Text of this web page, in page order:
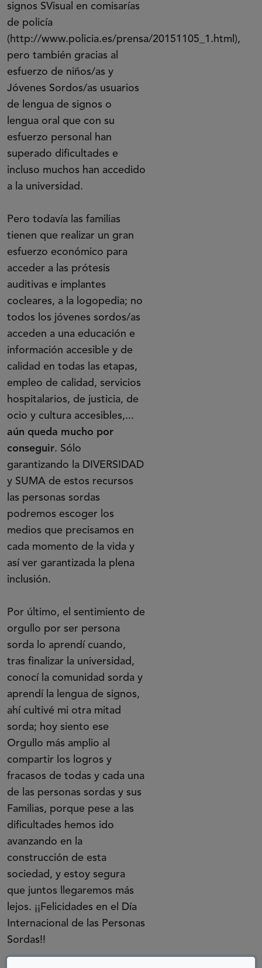
signos SVisual en comisarías
de policía
(http://www.policia.es/prensa/20151105_1.html),
pero también gracias al
esfuerzo de niños/as y
Jóvenes Sordos/as usuarios
de lengua de signos o
lengua oral que con su
esfuerzo personal han
superado dificultades e
incluso muchos han accedido
a la universidad.
Pero todavía las familias
tienen que realizar un gran
esfuerzo económico para
acceder a las prótesis
auditivas e implantes
cocleares, a la logopedia; no
todos los jóvenes sordos/as
acceden a una educación e
información accesible y de
calidad en todas las etapas,
empleo de calidad, servicios
hospitalarios, de justicia, de
ocio y cultura accesibles,...
aún queda mucho por
conseguir. Sólo
garantizando la DIVERSIDAD
y SUMA de estos recursos
las personas sordas
podremos escoger los
medios que precisamos en
cada momento de la vida y
así ver garantizada la plena
inclusión.
Por último, el sentimiento de
orgullo por ser persona
sorda lo aprendí cuando,
tras finalizar la universidad,
conocí la comunidad sorda y
aprendí la lengua de signos,
ahí cultivé mi otra mitad
sorda; hoy siento ese
Orgullo más amplio al
compartir los logros y
fracasos de todas y cada una
de las personas sordas y sus
Familias, porque pese a las
dificultades hemos ido
avanzando en la
construcción de esta
sociedad, y estoy segura
que juntos llegaremos más
lejos. ¡¡Felicidades en el Día
Internacional de las Personas
Sordas!!